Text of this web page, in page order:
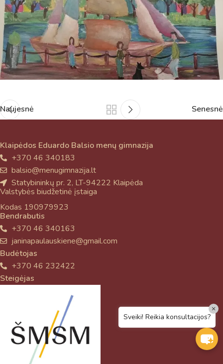
Naujesnė Senesnė
Klaipėdos Eduardo Balsio menų gimnazija
+370 46 340183
balsio@menugimnazija.lt
Statybininkų pr. 2, LT-94222 Klaipėda
Valstybės biudžetinė įstaiga
Kodas 190979923
Bendrabutis
+370 46 340163
janinapaulauskiene@gmail.com
Budėtojas
+370 46 232422
Steigėjas
Sveiki! Reikia konsultacijos?
×